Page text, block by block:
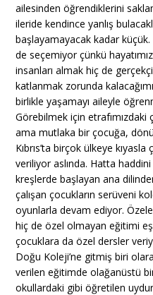
ailesinden öğrendiklerini
ileride kendince yanlış
başlayamayacak kadar
de seçemiyor çünkü
insanları almak hiç de
katlanmak zorunda
birlikle yaşamayı aileyle
Görebilmek için
ama mutlaka bir çocuğa,
Kıbrıs’ta birçok ülkeye
veriliyor aslında. Hatta
kreşlerde başlayan ana
çalışan çocukların serüveni
oyunlarla devam ediyor.
hiç de özel olmayan eğitimi
çocuklara da özel dersler
Doğu Koleji’ne gitmiş biri
verilen eğitimde olağanüstü
okullardaki gibi öğretilen